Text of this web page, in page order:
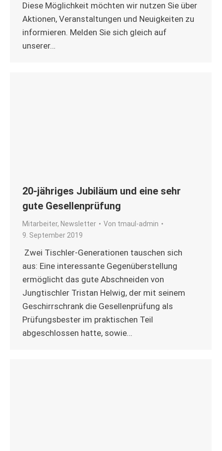
Diese Möglichkeit möchten wir nutzen Sie über
Aktionen, Veranstaltungen und Neuigkeiten zu
informieren. Melden Sie sich gleich auf
unserer…
20-jähriges Jubiläum und eine sehr
gute Gesellenprüfung
Mitarbeiter, Newsletter Von tmaul-admin
9. September 2019
Zwei Tischler-Generationen tauschen sich
aus: Eine interessante Gegenüberstellung
ermöglicht das gute Abschneiden von
Jungtischler Tristan Helwig, der mit seinem
Geschirrschrank die Gesellenprüfung als
Prüfungsbester im praktischen Teil
abgeschlossen hatte, sowie…